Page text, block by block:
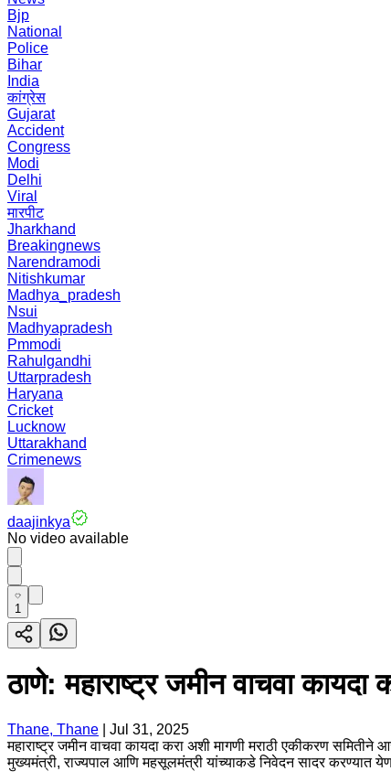
Bjp
National
Police
Bihar
India
कांग्रेस
Gujarat
Accident
Congress
Modi
Delhi
Viral
मारपीट
Jharkhand
Breakingnews
Narendramodi
Nitishkumar
Madhya_pradesh
Nsui
Madhyapradesh
Pmmodi
Rahulgandhi
Uttarpradesh
Haryana
Cricket
Lucknow
Uttarakhand
Crimenews
daajinkya
No video available
1
ठाणे: महाराष्ट्र जमीन वाचवा
Thane, Thane
Jul 31, 2025
महाराष्ट्र जमीन वाचवा कायदा करा अशी मागणी मराठी एकीकरण
मुख्यमंत्री, राज्यपाल आणि महसूलमंत्री यांच्याकडे निवेदन सादर करण्यात